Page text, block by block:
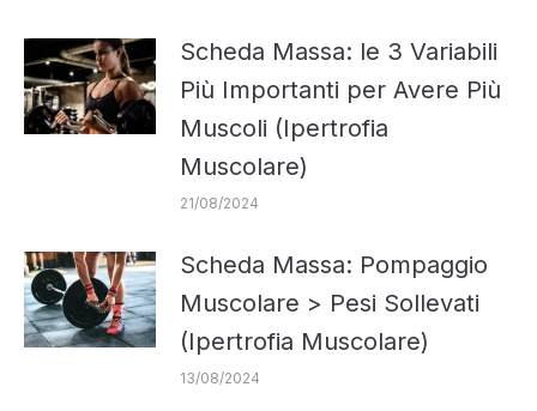
Scheda Massa: le 3 Variabili
Più Importanti per Avere Più
Muscoli (Ipertrofia
Muscolare)
21/08/2024
Scheda Massa: Pompaggio
Muscolare > Pesi Sollevati
(Ipertrofia Muscolare)
13/08/2024